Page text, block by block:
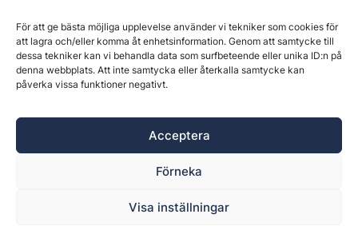
För att ge bästa möjliga upplevelse använder vi tekniker som cookies för
att lagra och/eller komma åt enhetsinformation. Genom att samtycke till
dessa tekniker kan vi behandla data som surfbeteende eller unika ID:n på
denna webbplats. Att inte samtycka eller återkalla samtycke kan
påverka vissa funktioner negativt.
Acceptera
Förneka
Visa inställningar
Kontakta oss
Östernäsvägen 1, 827 32 Ljusdal, org.nr: 556625-6425 -
Ansvarig utgivare: Henrik Ekberg. Innehållet på denna
webbplats är upphovsrättsligt skyddat. Ange källa vid citering.
Byggvärlden är en del avMarknadsdatagruppen
Policy för datahantering, integritet och cookies